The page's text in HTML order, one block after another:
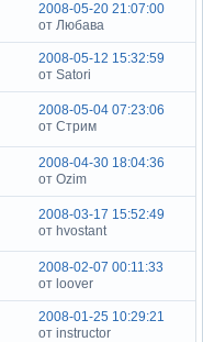
2008-05-20 21:07:00
от Любава
2008-05-12 15:32:59
от Satori
2008-05-04 07:23:06
от Стрим
2008-04-30 18:04:36
от Ozim
2008-03-17 15:52:49
от hvostant
2008-02-07 00:11:33
от loover
2008-01-25 10:29:21
от instructor